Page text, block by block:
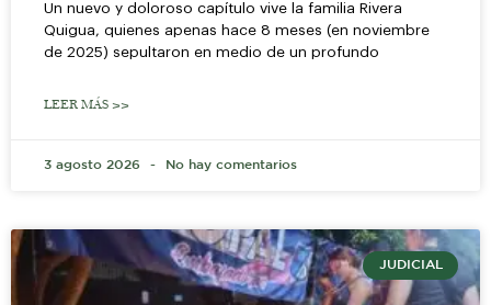
Un nuevo y doloroso capítulo vive la familia Rivera
Quigua, quienes apenas hace 8 meses (en noviembre
de 2025) sepultaron en medio de un profundo
LEER MÁS >>
3 agosto 2026 No hay comentarios
JUDICIAL